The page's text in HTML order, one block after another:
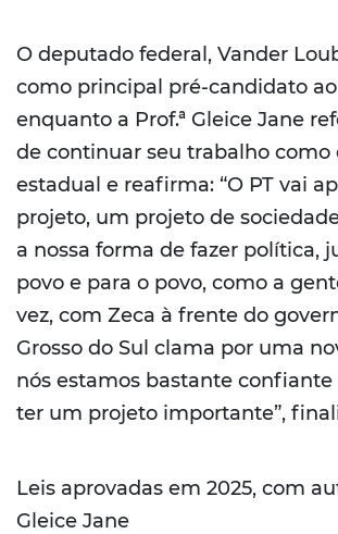
O deputado federal, Vander
como principal pré-candidato ao
enquanto a Prof.ª Gleice Jane
de continuar seu trabalho como
estadual e reafirma: “O PT vai
projeto, um projeto de
a nossa forma de fazer política,
povo e para o povo, como a
vez, com Zeca à frente do
Grosso do Sul clama por uma
nós estamos bastante
ter um projeto importante”,
Leis aprovadas em 2025, com
Gleice Jane